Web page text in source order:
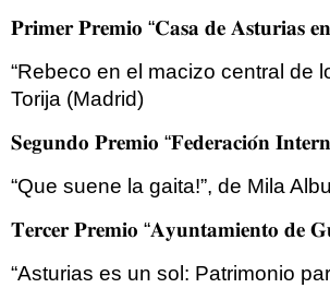
𝐏𝐫𝐢𝐦𝐞𝐫 𝐏𝐫𝐞𝐦𝐢𝐨 “𝐂𝐚𝐬𝐚 𝐝𝐞 𝐀𝐬𝐭𝐮𝐫𝐢𝐚𝐬
“Rebeco en el macizo central de
Torija (Madrid)
𝐒𝐞𝐠𝐮𝐧𝐝𝐨 𝐏𝐫𝐞𝐦𝐢𝐨 “𝐅𝐞𝐝𝐞𝐫𝐚𝐜𝐢𝐨́𝐧
“Que suene la gaita!”, de Mila
𝐓𝐞𝐫𝐜𝐞𝐫 𝐏𝐫𝐞𝐦𝐢𝐨 “𝐀𝐲𝐮𝐧𝐭𝐚𝐦𝐢𝐞𝐧𝐭𝐨 𝐝𝐞
“Asturias es un sol: Patrimonio